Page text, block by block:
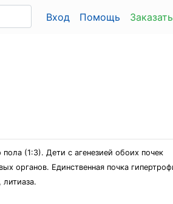
Вход Помощь
(1:3). Дети с агенезией обоих почек
органов. Единственная почка
литиаза.